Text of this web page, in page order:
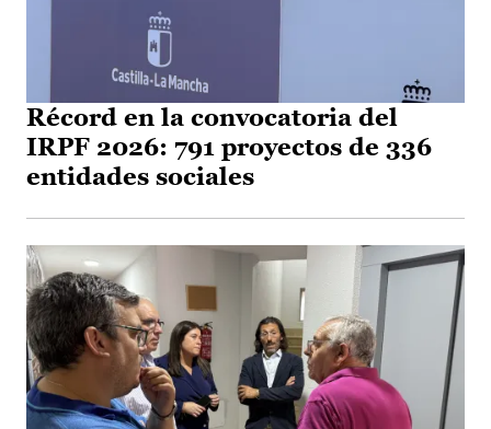
Récord en la convocatoria del
IRPF 2026: 791 proyectos de 336
entidades sociales